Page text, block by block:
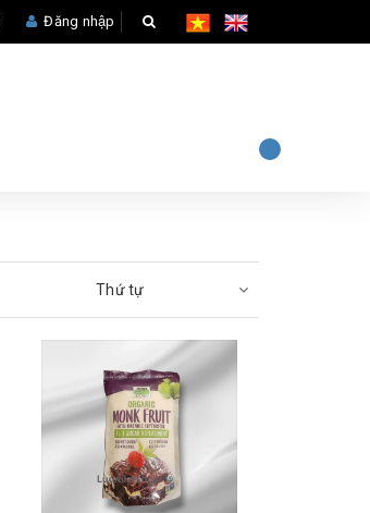
Đăng nhập
Thứ tự